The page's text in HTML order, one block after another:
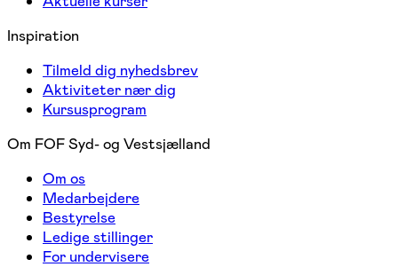
Inspiration
Tilmeld dig nyhedsbrev
Aktiviteter nær dig
Kursusprogram
Om FOF Syd- og Vestsjælland
Om os
Medarbejdere
Bestyrelse
Ledige stillinger
For undervisere